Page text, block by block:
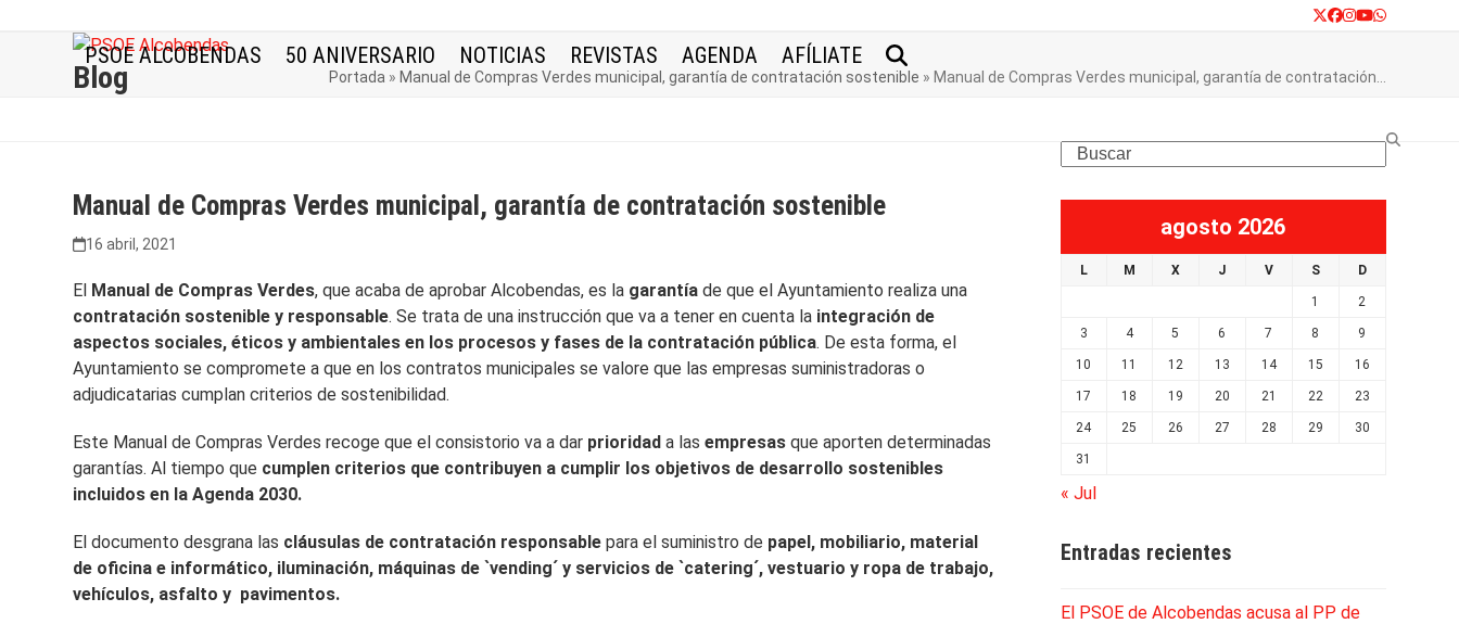
Twitter
Facebook
Instagram
YouTube
Whatsapp
PSOE ALCOBENDAS 50 ANIVERSARIO NOTICIAS REVISTAS AGENDA AFÍLIATE
Blog Portada » Manual de Compras Verdes municipal, garantía de contratación sostenible » Manual de Compras Verdes municipal, garantía de contratación…
Manual de Compras Verdes municipal, garantía de contratación sostenible
16 abril, 2021
El Manual de Compras Verdes, que acaba de aprobar Alcobendas, es la garantía de que el Ayuntamiento realiza una
contratación sostenible y responsable. Se trata de una instrucción que va a tener en cuenta la integración de
aspectos sociales, éticos y ambientales en los procesos y fases de la contratación pública. De esta forma, el
Ayuntamiento se compromete a que en los contratos municipales se valore que las empresas suministradoras o
adjudicatarias cumplan criterios de sostenibilidad.
Este Manual de Compras Verdes recoge que el consistorio va a dar prioridad a lasempresas que aporten determinadas
garantías. Al tiempo que cumplen criterios que contribuyen a cumplir los objetivos de desarrollo sostenibles
incluidos en la Agenda 2030.
El documento desgrana las cláusulas de contratación responsable para el suministro de papel, mobiliario, material
de oficina e informático, iluminación, máquinas de `vending´ y servicios de `catering´, vestuario y ropa de trabajo,
vehículos, asfalto y pavimentos.
Search
agosto 2026
L M X J V S D
1 2
3 4 5 6 7 8 9
10 11 12 13 14 15 16
17 18 19 20 21 22 23
24 25 26 27 28 29 30
31
« Jul
Entradas recientes
El PSOE de Alcobendas acusa al PP de